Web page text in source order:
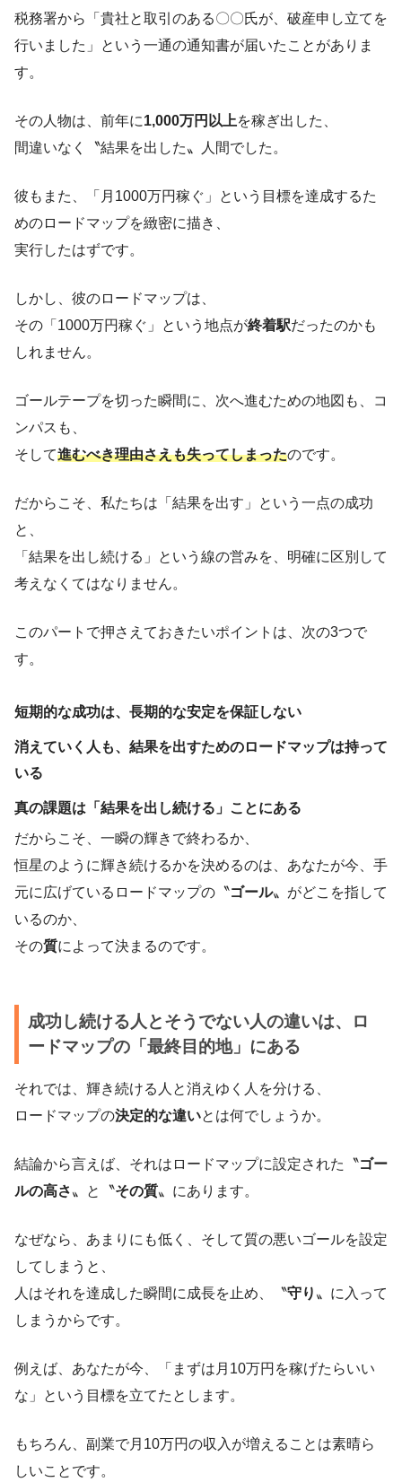
税務署から「貴社と取引のある〇〇氏が、破産申し立てを
行いました」という一通の通知書が届いたことがありま
す。
その人物は、前年に1,000万円以上を稼ぎ出した、
間違いなく〝結果を出した〟人間でした。
彼もまた、「月1000万円稼ぐ」という目標を達成するた
めのロードマップを緻密に描き、
実行したはずです。
しかし、彼のロードマップは、
その「1000万円稼ぐ」という地点が終着駅だったのかも
しれません。
ゴールテープを切った瞬間に、次へ進むための地図も、コ
ンパスも、
そして進むべき理由さえも失ってしまったのです。
だからこそ、私たちは「結果を出す」という一点の成功
と、
「結果を出し続ける」という線の営みを、明確に区別して
考えなくてはなりません。
このパートで押さえておきたいポイントは、次の3つで
す。
短期的な成功は、長期的な安定を保証しない
消えていく人も、結果を出すためのロードマップは持って
いる
真の課題は「結果を出し続ける」ことにある
だからこそ、一瞬の輝きで終わるか、
恒星のように輝き続けるかを決めるのは、あなたが今、手
元に広げているロードマップの〝ゴール〟がどこを指して
いるのか、
その質によって決まるのです。
成功し続ける人とそうでない人の違いは、ロ
ードマップの「最終目的地」にある
それでは、輝き続ける人と消えゆく人を分ける、
ロードマップの決定的な違いとは何でしょうか。
結論から言えば、それはロードマップに設定された〝ゴー
ルの高さ〟と〝その質〟にあります。
なぜなら、あまりにも低く、そして質の悪いゴールを設定
してしまうと、
人はそれを達成した瞬間に成長を止め、〝守り 〟に入って
しまうからです。
例えば、あなたが今、「まずは月10万円を稼げたらいい
な」という目標を立てたとします。
もちろん、副業で月10万円の収入が増えることは素晴ら
しいことです。